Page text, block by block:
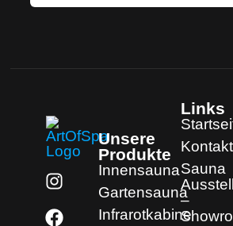
Unsere
Produkte
Innensauna
Gartensauna
Infrarotkabine
Links
Kontakt
Sauna
–